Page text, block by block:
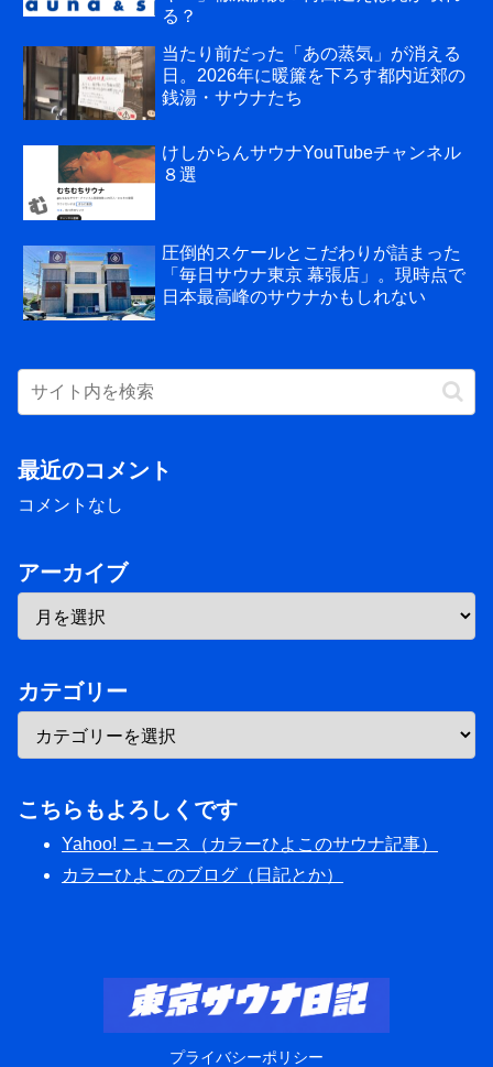
る？
当たり前だった「あの蒸気」が消える
日。2026年に暖簾を下ろす都内近郊の
銭湯・サウナたち
けしからんサウナYouTubeチャンネル
８選
圧倒的スケールとこだわりが詰まった
「毎日サウナ東京 幕張店」。現時点で
日本最高峰のサウナかもしれない
最近のコメント
コメントなし
アーカイブ
カテゴリー
こちらもよろしくです
Yahoo! ニュース（カラーひよこのサウナ記事）
カラーひよこのブログ（日記とか）
プライバシーポリシー